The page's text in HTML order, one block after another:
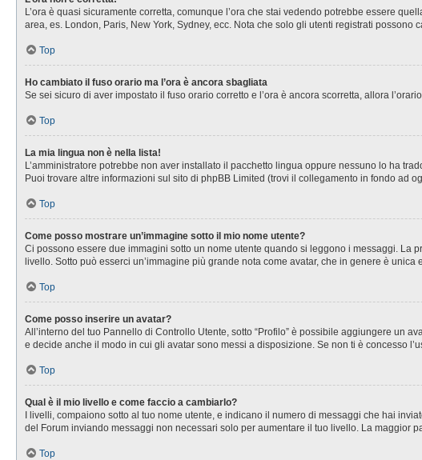
L’ora è quasi sicuramente corretta, comunque l’ora che stai vedendo potrebbe essere
area, es. London, Paris, New York, Sydney, ecc. Nota che solo gli utenti registrati possono
Top
Ho cambiato il fuso orario ma l’ora è ancora sbagliata
Se sei sicuro di aver impostato il fuso orario corretto e l’ora è ancora scorretta, allora
Top
La mia lingua non è nella lista!
L’amministratore potrebbe non aver installato il pacchetto lingua oppure nessuno lo ha
Puoi trovare altre informazioni sul sito di phpBB Limited (trovi il collegamento in fondo ad
Top
Come posso mostrare un’immagine sotto il mio nome utente?
Ci possono essere due immagini sotto un nome utente quando si leggono i messaggi. La
livello. Sotto può esserci un’immagine più grande nota come avatar, che in genere è unica
Top
Come posso inserire un avatar?
All’interno del tuo Pannello di Controllo Utente, sotto “Profilo” è possibile aggiungere un
e decide anche il modo in cui gli avatar sono messi a disposizione. Se non ti è concesso
Top
Qual è il mio livello e come faccio a cambiarlo?
I livelli, compaiono sotto al tuo nome utente, e indicano il numero di messaggi che hai
del Forum inviando messaggi non necessari solo per aumentare il tuo livello. La maggior
Top